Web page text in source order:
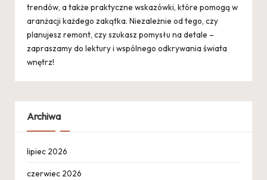
trendów, a także praktyczne wskazówki, które pomogą w
aranżacji każdego zakątka. Niezależnie od tego, czy
planujesz remont, czy szukasz pomysłu na detale –
zapraszamy do lektury i wspólnego odkrywania świata
wnętrz!
Archiwa
lipiec 2026
czerwiec 2026